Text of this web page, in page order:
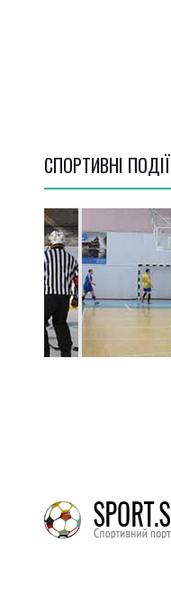
СПОРТИВНI ПОДІЇ